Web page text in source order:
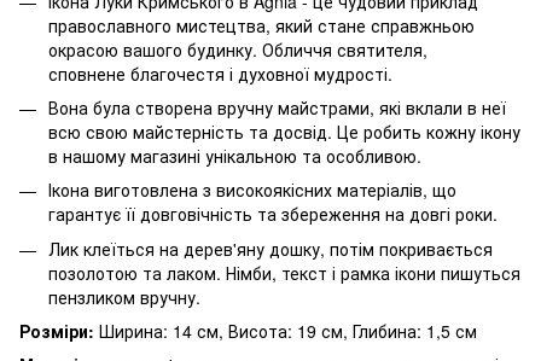
православного мистецтва, який стане справжньою
окрасою вашого будинку. Обличчя святителя,
сповнене благочестя і духовної мудрості.
Вона була створена вручну майстрами, які вклали в неї
всю свою майстерність та досвід. Це робить кожну ікону
в нашому магазині унікальною та особливою.
Ікона виготовлена з високоякісних матеріалів, що
гарантує її довговічність та збереження на довгі роки.
Лик клеїться на дерев'яну дошку, потім покривається
позолотою та лаком. Німби, текст і рамка ікони пишуться
пензликом вручну.
Розміри: Ширина: 14 см, Висота: 19 см, Глибина: 1,5 см